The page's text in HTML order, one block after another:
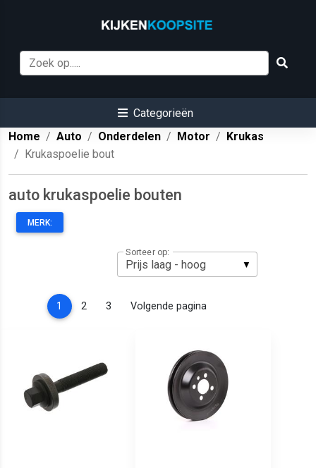
Categorieën
Home
Auto Onderdelen Motor
Krukas
Krukaspoelie bout
auto krukaspoelie bouten
MERK:
Sorteer op:
1 (current)
2 3 Volgende pagina